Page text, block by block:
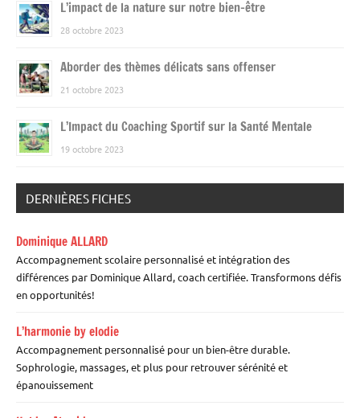
L’impact de la nature sur notre bien-être
28 octobre 2023
Aborder des thèmes délicats sans offenser
21 octobre 2023
L’Impact du Coaching Sportif sur la Santé Mentale
19 octobre 2023
DERNIÈRES FICHES
Dominique ALLARD
Accompagnement scolaire personnalisé et intégration des
différences par Dominique Allard, coach certifiée. Transformons défis
en opportunités!
L’harmonie by elodie
Accompagnement personnalisé pour un bien-être durable.
Sophrologie, massages, et plus pour retrouver sérénité et
épanouissement